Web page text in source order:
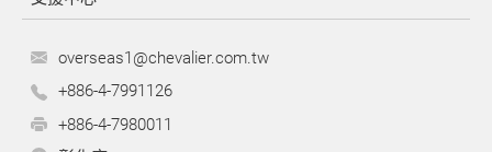
overseas1@chevalier.com.tw
+886-4-7991126
+886-4-7980011